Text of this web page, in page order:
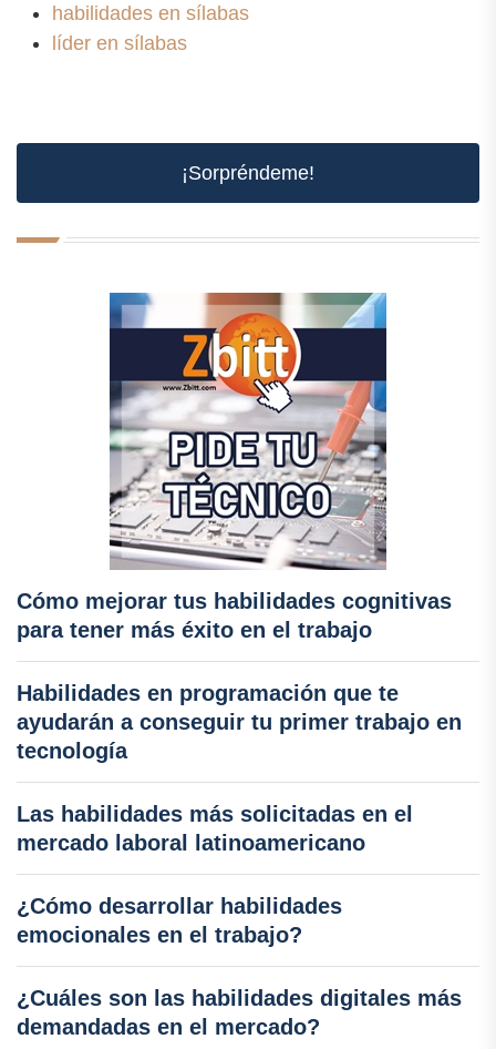
habilidades en sílabas
líder en sílabas
¡Sorpréndeme!
Cómo mejorar tus habilidades cognitivas
para tener más éxito en el trabajo
Habilidades en programación que te
ayudarán a conseguir tu primer trabajo en
tecnología
Las habilidades más solicitadas en el
mercado laboral latinoamericano
¿Cómo desarrollar habilidades
emocionales en el trabajo?
¿Cuáles son las habilidades digitales más
demandadas en el mercado?